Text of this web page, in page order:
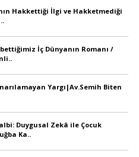
Hakkettiği İlgi ve Hakketmediği
İç Dünyanın Romanı /
Yargı|Av.Semih Biten
Duygusal Zekâ ile Çocuk
Ka..